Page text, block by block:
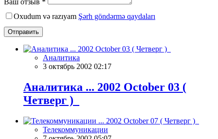
Oxudum və razıyam Şərh göndərmə qaydaları
Отправить
Аналитика
3 октябрь 2002 02:17
Аналитика ... 2002 October 03 (
Четверг )
Телекоммуникации